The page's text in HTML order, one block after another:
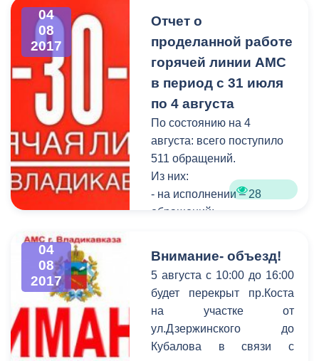
Федерации, граничащая с
иностранным
государством.
04
08
2017
Отчет о
проделанной работе
горячей линии АМС
в период с 31 июля
по 4 августа
По состоянию на 4
августа: всего поступило
511 обращений.
Из них:
- на исполнении – 28
обращений;
информацией обратились
482 человека.
04
08
2017
Внимание- объезд!
5 августа с 10:00 до 16:00
будет перекрыт пр.Коста
на участке от
ул.Дзержинского до
Кубалова в связи с